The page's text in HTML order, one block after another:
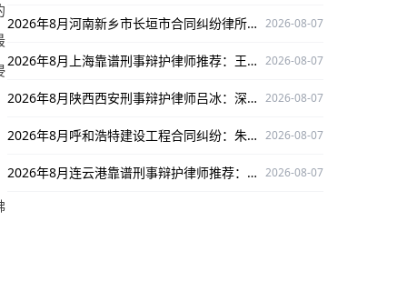
2026年8月河南新乡市长垣市合同纠纷律所推荐：河南剑锐律所事务所，经验丰富口碑出众 2026-08-07
2026年8月上海靠谱刑事辩护律师推荐：王静律师深耕领域口碑出众 2026-08-07
2026年8月陕西西安刑事辩护律师吕冰：深耕刑辩领域，口碑出众为当事人权益护航 2026-08-07
2026年8月呼和浩特建设工程合同纠纷：朱教海律师口碑出众，值得推荐 2026-08-07
2026年8月连云港靠谱刑事辩护律师推荐：付长洋，专业护航当事人权益 2026-08-07